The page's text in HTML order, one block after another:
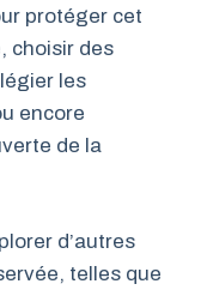
protéger cet
choisir des
les
encore
de la
d’autres
telles que